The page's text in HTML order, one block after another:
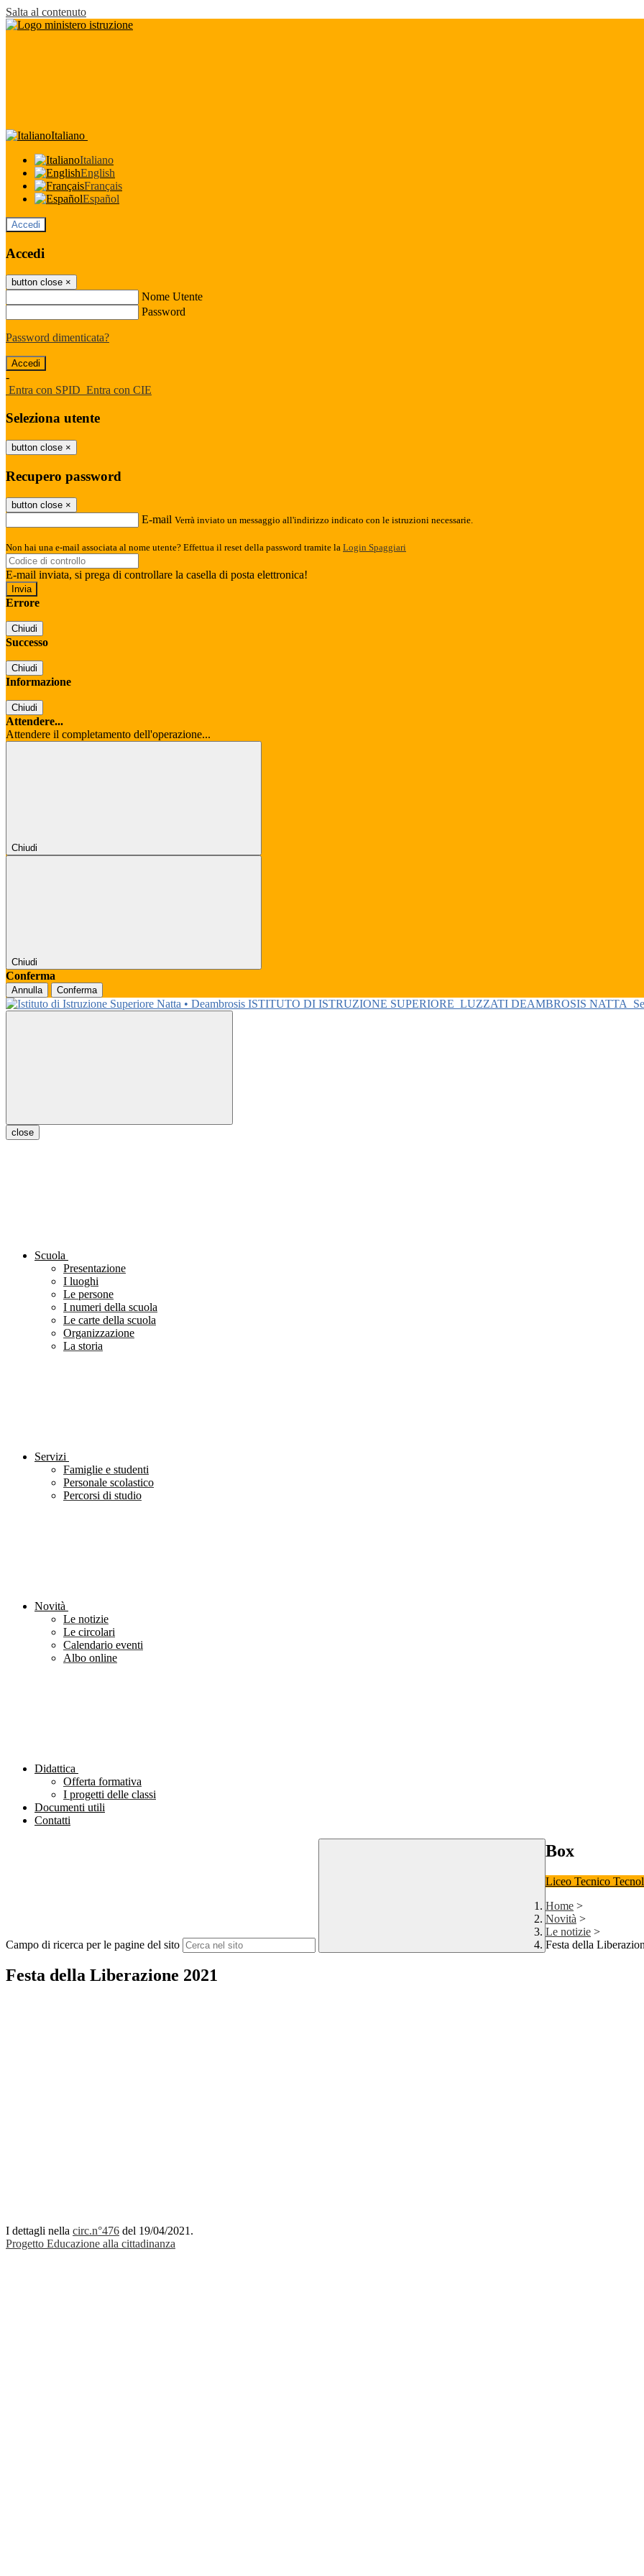
Salta al contenuto
Italiano
Italiano
English
Français
Español
Accedi
Accedi
button close ×
Nome Utente
Password
Password dimenticata?
-
Entra con SPID Entra con CIE
Seleziona utente
button close ×
Recupero password
button close ×
E-mail Verrà inviato un messaggio all'indirizzo indicato con le istruzioni necessarie.
Non hai una e-mail associata al nome utente? Effettua il reset della password tramite la Login Spaggiari
E-mail inviata, si prega di controllare la casella di posta elettronica!
Errore
Chiudi
Successo
Chiudi
Informazione
Chiudi
Attendere...
Attendere il completamento dell'operazione...
Chiudi
Chiudi
Conferma
Annulla Conferma
ISTITUTO DI ISTRUZIONE SUPERIORE LUZZATI DEAMBROSIS NATTA
close
Scuola
Presentazione
I luoghi
Le persone
I numeri della scuola
Le carte della scuola
Organizzazione
La storia
Servizi
Famiglie e studenti
Personale scolastico
Percorsi di studio
Novità
Le notizie
Le circolari
Calendario eventi
Albo online
Didattica
Offerta formativa
I progetti delle classi
Documenti utili
Contatti
Campo di ricerca per le pagine del sito
Box
Liceo Tecnico
Home >
Novità >
Le notizie >
Festa della
Festa della Liberazione 2021
I dettagli nella circ.n°476 del 19/04/2021.
Progetto Educazione alla cittadinanza